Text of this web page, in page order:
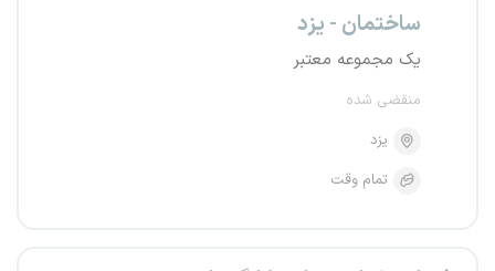
ساختمان - یزد
یک مجموعه معتبر
منقضی شده
یزد
تمام وقت